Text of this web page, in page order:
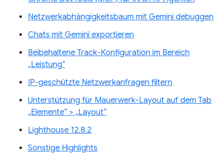
Netzwerkabhängigkeitsbaum mit Gemini debuggen
Chats mit Gemini exportieren
Beibehaltene Track-Konfiguration im Bereich
„Leistung“
IP-geschützte Netzwerkanfragen filtern
Unterstützung für Mauerwerk-Layout auf dem Tab
„Elemente“ > „Layout“
Lighthouse 12.8.2
Sonstige Highlights